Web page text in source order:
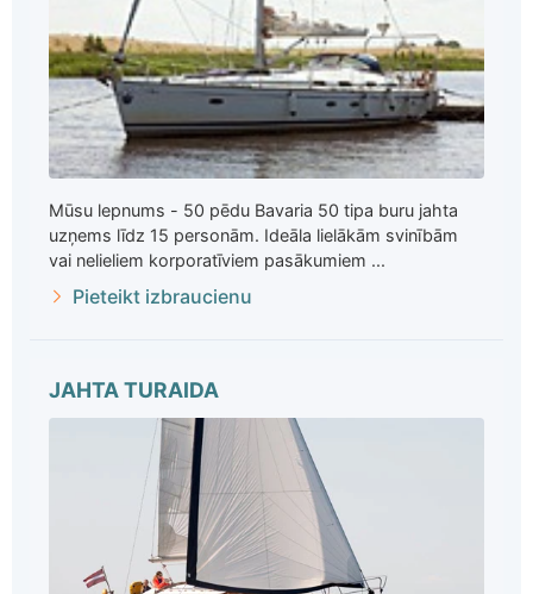
Mūsu lepnums - 50 pēdu Bavaria 50 tipa buru jahta
uzņems līdz 15 personām. Ideāla lielākām svinībām
vai nelieliem korporatīviem pasākumiem ...
Pieteikt izbraucienu
JAHTA TURAIDA